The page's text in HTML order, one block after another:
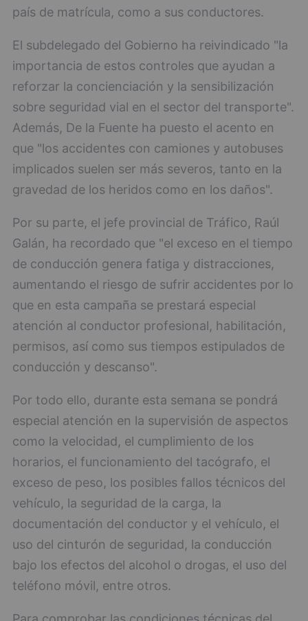
país de matrícula, como a sus conductores.
El subdelegado del Gobierno ha reivindicado "la
importancia de estos controles que ayudan a
reforzar la concienciación y la sensibilización
sobre seguridad vial en el sector del transporte".
Además, De la Fuente ha puesto el acento en
que "los accidentes con camiones y autobuses
implicados suelen ser más severos, tanto en la
gravedad de los heridos como en los daños".
Por su parte, el jefe provincial de Tráfico, Raúl
Galán, ha recordado que "el exceso en el tiempo
de conducción genera fatiga y distracciones,
aumentando el riesgo de sufrir accidentes por lo
que en esta campaña se prestará especial
atención al conductor profesional, habilitación,
permisos, así como sus tiempos estipulados de
conducción y descanso".
Por todo ello, durante esta semana se pondrá
especial atención en la supervisión de aspectos
como la velocidad, el cumplimiento de los
horarios, el funcionamiento del tacógrafo, el
exceso de peso, los posibles fallos técnicos del
vehículo, la seguridad de la carga, la
documentación del conductor y el vehículo, el
uso del cinturón de seguridad, la conducción
bajo los efectos del alcohol o drogas, el uso del
teléfono móvil, entre otros.